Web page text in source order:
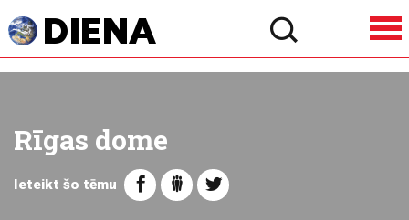
Rīgas dome
Ieteikt šo tēmu